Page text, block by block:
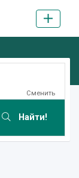
Сменить
Найти!